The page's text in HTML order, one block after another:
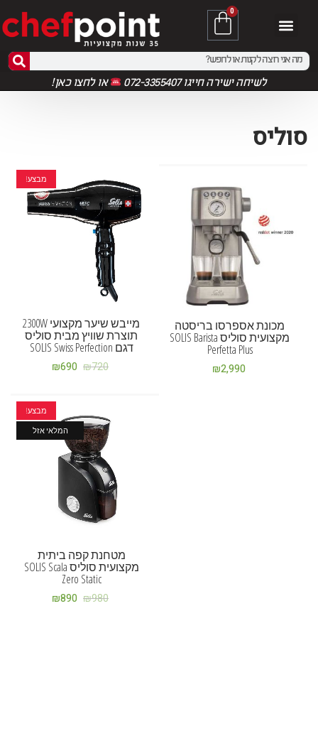
0
לשיחה ישירה חייגו 072-3355407 אולחצו כאן!
סוליס
מבצע!
מייבש שיער מקצועי 2300W
תוצרת שוויץ מבית סוליס
דגם SOLIS Swiss Perfection
₪720
₪690
מכונת אספרסו בריסטה
מקצועית סוליס SOLIS Barista
Perfetta Plus
₪2,990
מבצע!
המלאי אזל
מטחנת קפה ביתית
מקצועית סוליס SOLIS Scala
Zero Static
₪980
₪890